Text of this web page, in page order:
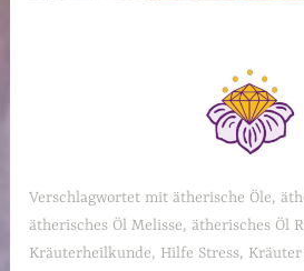
Verschlagwortet mitätherische Öle,
ätherisches Öl Melisse,ätherisches Öl
Kräuterheilkunde, Hilfe Stress,